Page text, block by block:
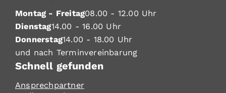
Montag - Freitag08.00 - 12.00 Uhr
Dienstag14.00 - 16.00 Uhr
Donnerstag14.00 - 18.00 Uhr
und nach Terminvereinbarung
Schnell gefunden
Ansprechpartner